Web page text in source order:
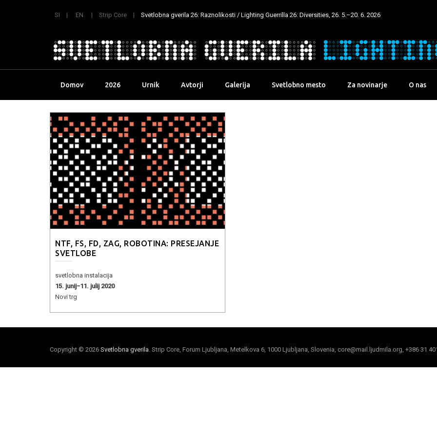
SI EN Strip Core Svetlobna gverila 26: Raznolikosti / Lighting Guerrilla 26: Diversities, 26. 5.–20. 6. 2026
Domov 2026 Urnik Avtorji Galerija Svetlobno mesto Za novinarje O nas
NTF, FS, FD, ZAG, ROBOTINA: PRESEJANJE
SVETLOBE
svetlobna instalacija
15. junij−11. julij 2020
Novi trg
Copyright © 2026 Svetlobna gverila . Strip Core, Forum Ljubljana, Metelkova 6, 1000 Ljubljana, Slovenia, core@mail.ljudmila.org, +386 31